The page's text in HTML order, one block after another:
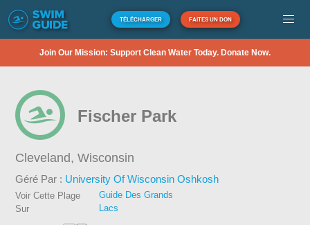
TÉLÉCHARGER FAITES UN DON
Join Our Mission: Support Clean Water Today. Donate Now.
Fischer Park
Cleveland,Wisconsin
Géré Par : University Of Wisconsin Oshkosh
Voir Cette Plage
Sur
Guide Des Grands
Lacs